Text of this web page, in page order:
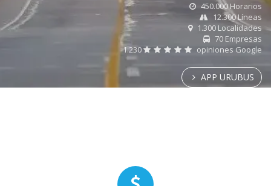
450.000 Horarios
12.300 Líneas
1.300 Localidades
70 Empresas
1.230
opiniones Google
APP URUBUS